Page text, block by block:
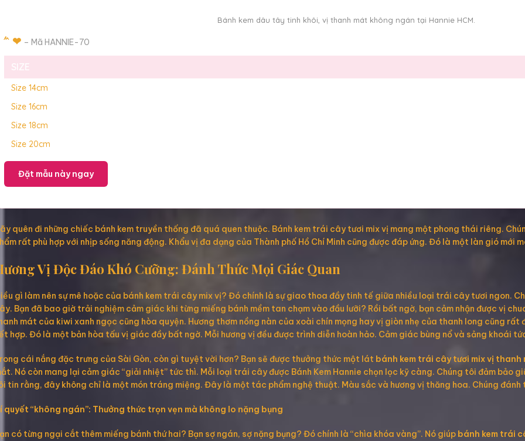
Bánh kem dâu tây tinh khôi, vị thanh mát không ngán tại Hannie HCM.
́ ́ ̂ ❤ – Mã HANNIE-70
SIZE
Size 14cm
Size 16cm
Size 18cm
Size 20cm
Đặt mẫu này ngay
quên đi những chiếc bánh kem truyền thống đã quá quen thuộc. Bánh kem trái cây tươi mix vị mang một phong thái riêng.
rất phù hợp với nhịp sống năng động. Khẩu vị đa dạng của Thành phố Hồ Chí Minh cũng được đáp ứng. Đó là một làn gió mới
Vị Độc Đáo Khó Cưỡng: Đánh Thức Mọi Giác Quan
gì làm nên sự mê hoặc của bánh kem trái cây mix vị? Đó chính là sự giao thoa đầy tinh tế giữa nhiều loại trái cây tươi ngon.
Bạn đã bao giờ trải nghiệm cảm giác khi từng miếng bánh mềm tan chạm vào đầu lưỡi? Rồi bất ngờ, bạn cảm nhận được vị
mát của kiwi xanh ngọc cũng hòa quyện. Hương thơm nồng nàn của xoài chín mọng hay vị giòn nhẹ của thanh long cũng
hợp. Đó là một bản hòa tấu vị giác đầy bất ngờ. Mỗi hương vị đều được trình diễn hoàn hảo. Cảm giác bùng nổ và sảng khoái
cái nắng đặc trưng của Sài Gòn, còn gì tuyệt vời hơn? Bạn sẽ được thưởng thức một lát bánh kem trái cây tươi mix vị thanh
Nó còn mang lại cảm giác “giải nhiệt” tức thì. Mỗi loại trái cây được Bánh Kem Hannie chọn lọc kỹ càng. Chúng tôi đảm bảo
tin rằng, đây không chỉ là một món tráng miệng. Đây là một tác phẩm nghệ thuật. Màu sắc và hương vị thăng hoa. Chúng
quyết “không ngán”: Thưởng thức trọn vẹn mà không lo nặng bụng
có từng ngại cắt thêm miếng bánh thứ hai? Bạn sợ ngán, sợ nặng bụng? Đó chính là “chìa khóa vàng”. Nó giúp bánh kem trái